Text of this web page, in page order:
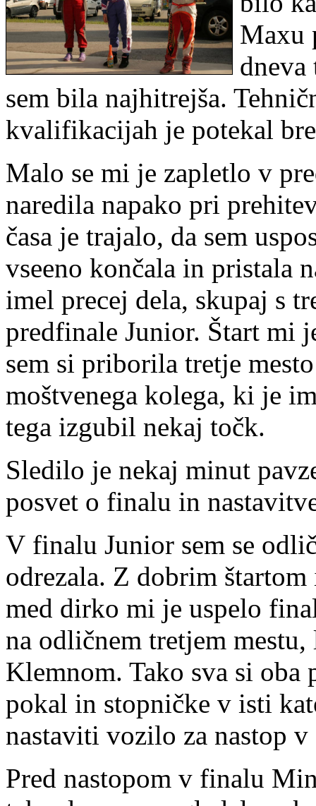
Maxu
dneva
sem bila najhitrejša.
kvalifikacijah je potekal
Malo se mi je zapletlo v
naredila napako pri
časa je trajalo, da sem
vseeno končala in pristala
imel precej dela, skupaj s
predfinale Junior. Štart mi
sem si priborila tretje
moštvenega kolega, ki je
tega izgubil nekaj točk.
Sledilo je nekaj minut
posvet o finalu in
V finalu Junior sem se
odrezala. Z dobrim
med dirko mi je uspelo
na odličnem tretjem mestu,
Klemnom. Tako sva si oba
pokal in stopničke v isti
nastaviti vozilo za nastop
Pred nastopom v finalu